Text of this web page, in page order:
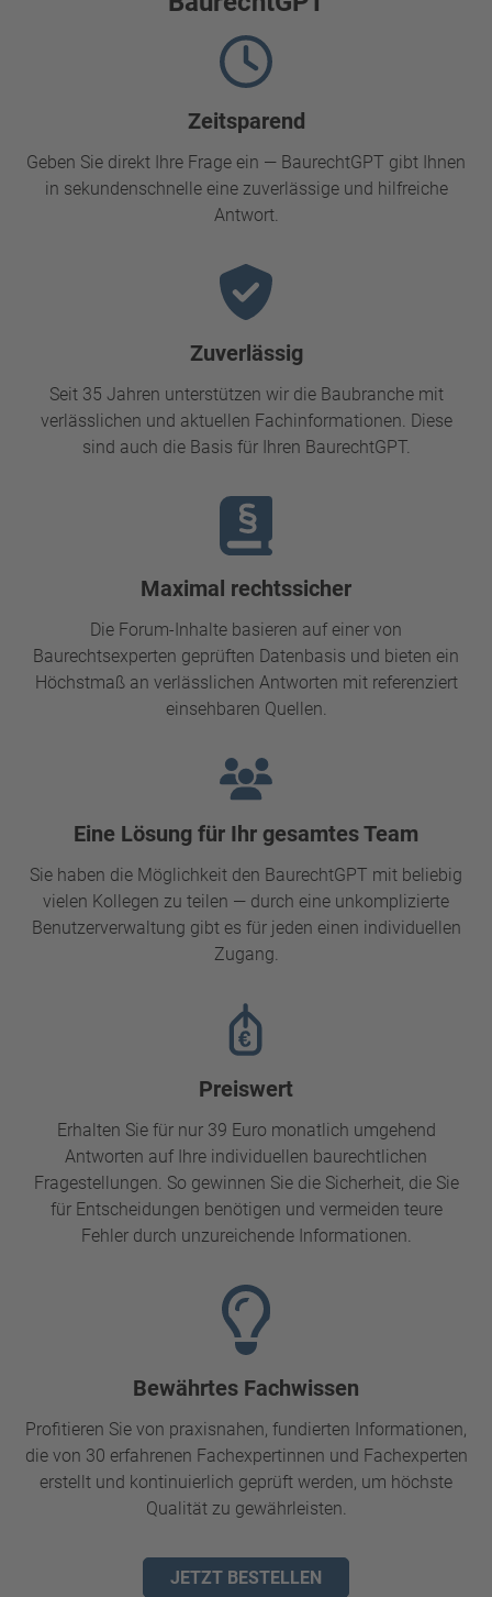
Zeitsparend
Geben Sie direkt Ihre Frage ein — BaurechtGPT gibt Ihnen
in sekundenschnelle eine zuverlässige und hilfreiche
Antwort.
Zuverlässig
Seit 35 Jahren unterstützen wir die Baubranche mit
verlässlichen und aktuellen Fachinformationen. Diese
sind auch die Basis für Ihren BaurechtGPT.
Maximal rechtssicher
Die Forum-Inhalte basieren auf einer von
Baurechtsexperten geprüften Datenbasis und bieten ein
Höchstmaß an verlässlichen Antworten mit referenziert
einsehbaren Quellen.
Eine Lösung für Ihr gesamtes Team
Sie haben die Möglichkeit den BaurechtGPT mit beliebig
vielen Kollegen zu teilen — durch eine unkomplizierte
Benutzerverwaltung gibt es für jeden einen individuellen
Zugang.
Preiswert
Erhalten Sie für nur 39 Euro monatlich umgehend
Antworten auf Ihre individuellen baurechtlichen
Fragestellungen. So gewinnen Sie die Sicherheit, die Sie
für Entscheidungen benötigen und vermeiden teure
Fehler durch unzureichende Informationen.
Bewährtes Fachwissen
Profitieren Sie von praxisnahen, fundierten Informationen,
die von 30 erfahrenen Fachexpertinnen und Fachexperten
erstellt und kontinuierlich geprüft werden, um höchste
Qualität zu gewährleisten.
JETZT BESTELLEN